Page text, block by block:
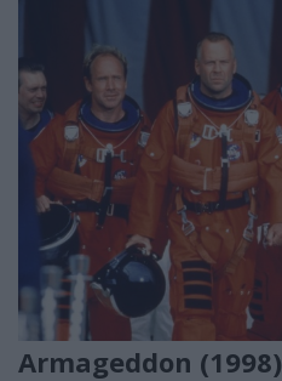
Armageddon (1998)